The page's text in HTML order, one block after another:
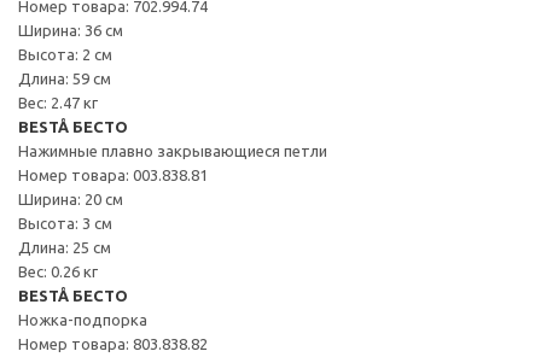
Номер товара: 702.994.74
Ширина: 36 см
Высота: 2 см
Длина: 59 см
Вес: 2.47 кг
BESTÅ БЕСТО
Нажимные плавно закрывающиеся петли
Номер товара: 003.838.81
Ширина: 20 см
Высота: 3 см
Длина: 25 см
Вес: 0.26 кг
BESTÅ БЕСТО
Ножка-подпорка
Номер товара: 803.838.82